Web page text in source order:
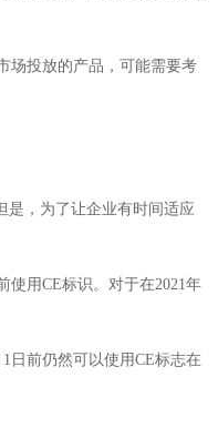
场投放的产品，可能需要考
是，为了让企业有时间适应
使用CE标识。对于在2021年
日前仍然可以使用CE标志在